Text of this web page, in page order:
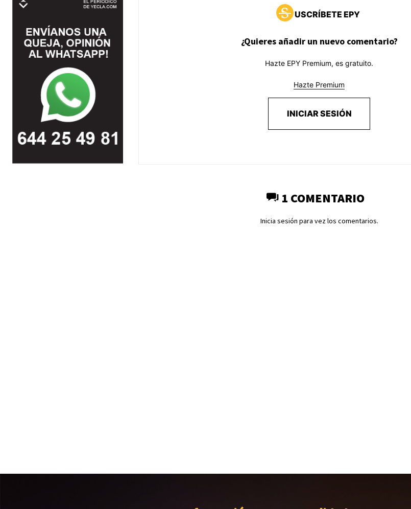
USCRÍBETE EPY
¿Quieres añadir un nuevo comentario?
Hazte EPY Premium, es gratuito.
Hazte Premium
INICIAR SESIÓN
1 COMENTARIO
Inicia sesión para vez los comentarios.